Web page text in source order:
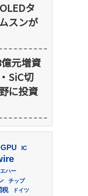
タ
スンが
元増資
SiC切
に投資
GPU IC
ハー
チップ
税 ドイツ